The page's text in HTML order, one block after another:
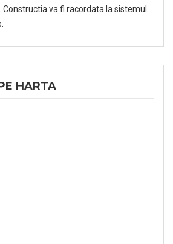
va fi racordata la sistemul
HARTA